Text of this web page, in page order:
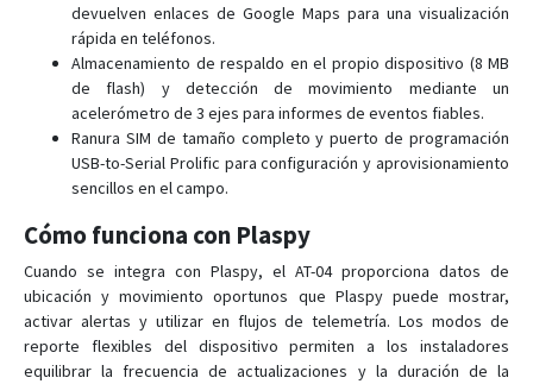
devuelven enlaces de Google Maps para una visualización
rápida en teléfonos.
Almacenamiento de respaldo en el propio dispositivo (8 MB
de flash) y detección de movimiento mediante un
acelerómetro de 3 ejes para informes de eventos fiables.
Ranura SIM de tamaño completo y puerto de programación
USB-to-Serial Prolific para configuración y aprovisionamiento
sencillos en el campo.
Cómo funciona con Plaspy
Cuando se integra con Plaspy, el AT-04 proporciona datos de
ubicación y movimiento oportunos que Plaspy puede mostrar,
activar alertas y utilizar en flujos de telemetría. Los modos de
reporte flexibles del dispositivo permiten a los instaladores
equilibrar la frecuencia de actualizaciones y la duración de la